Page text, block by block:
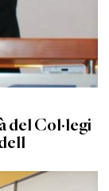
del Col·legi